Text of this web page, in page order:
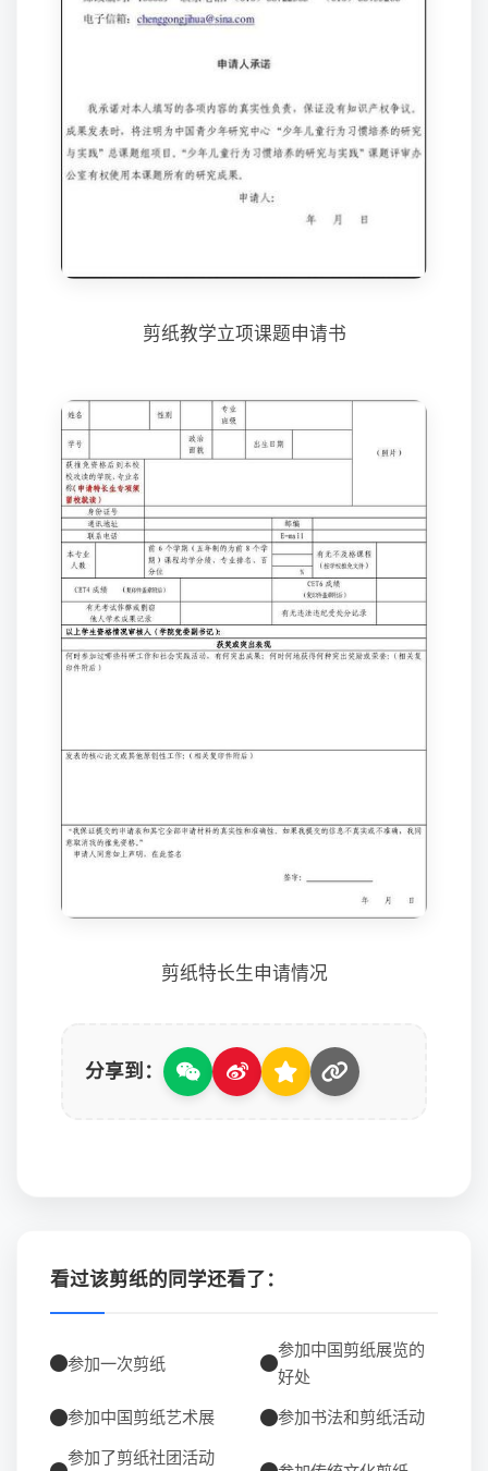
剪纸教学立项课题申请书
剪纸特长生申请情况
分享到：
看过该剪纸的同学还看了：
参加一次剪纸
参加中国剪纸展览的
好处
参加中国剪纸艺术展 参加书法和剪纸活动
参加了剪纸社团活动